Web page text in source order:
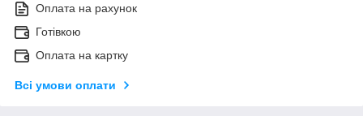
Оплата на рахунок
Готівкою
Оплата на картку
Всі умови оплати